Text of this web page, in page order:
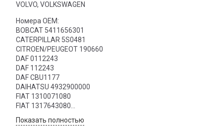
VOLVO, VOLKSWAGEN
Номера OEM:
BOBCAT 5411656301
CATERPILLAR 5S0481
CITROEN/PEUGEOT 190660
DAF 0112243
DAF 112243
DAF CBU1177
DAIHATSU 4932900000
FIAT 1310071080
FIAT 1317643080
FIAT 1930010
Показать полностью